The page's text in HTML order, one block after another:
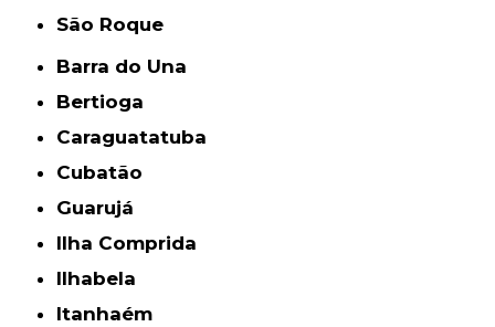
São Roque
Barra do Una
Bertioga
Caraguatatuba
Cubatão
Guarujá
Ilha Comprida
Ilhabela
Itanhaém